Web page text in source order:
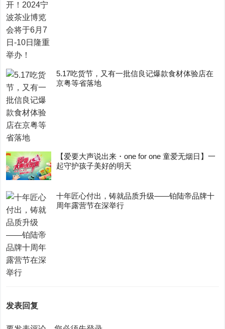
5.17吃货节，又有一批信良记爆款食材体验店在
京粤等省落地
【爱要大声说出来・one for one 童爱无烟日】一
起守护孩子美好的明天
十年匠心付出，铸就品质升级——铂陆帝品牌十
周年露营节在深举行
发表回复